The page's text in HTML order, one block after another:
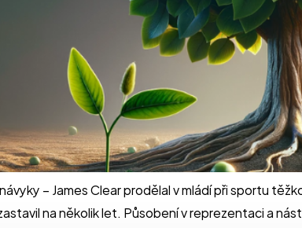
– James Clear prodělal v mládí při sportu
na několik let. Působení v reprezentaci a